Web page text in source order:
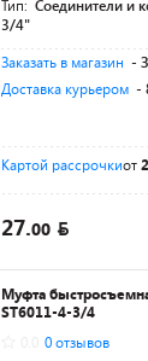
Тип: Соединители и
3/4"
Заказать в магазин -
Доставка курьером -
Картой рассрочкиот
27.00
Муфта
ST6011-4-3/4
0 отзывов